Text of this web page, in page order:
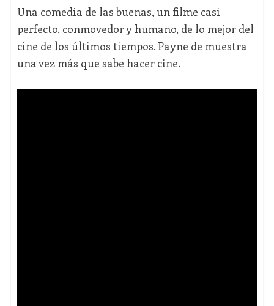
Una comedia de las buenas, un filme casi
perfecto, conmovedor y humano, de lo mejor del
cine de los últimos tiempos. Payne de muestra
una vez más que sabe hacer cine.